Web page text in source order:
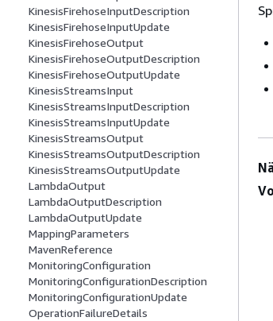
KinesisFirehoseInputDescription
KinesisFirehoseInputUpdate
KinesisFirehoseOutput
KinesisFirehoseOutputDescription
KinesisFirehoseOutputUpdate
KinesisStreamsInput
KinesisStreamsInputDescription
KinesisStreamsInputUpdate
KinesisStreamsOutput
KinesisStreamsOutputDescription
KinesisStreamsOutputUpdate
LambdaOutput
LambdaOutputDescription
LambdaOutputUpdate
MappingParameters
MavenReference
MonitoringConfiguration
MonitoringConfigurationDescription
MonitoringConfigurationUpdate
OperationFailureDetails